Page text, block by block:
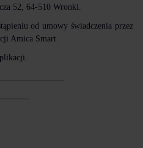
52, 64-510 Wronki.
od umowy świadczenia przez
Amica Smart.